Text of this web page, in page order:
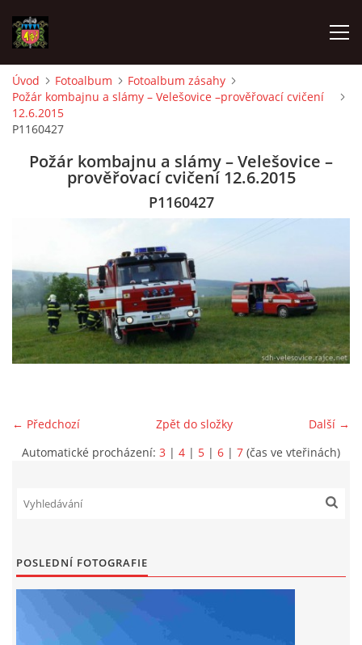
ÚVOD
MLADÍ HASIČI
ZÁSAHOVÁ JEDNOTKA
KRAJE
JEDNOTNÝ SYSTÉM VAROVÁNÍ A VYROZUMĚNÍ
Úvod Fotoalbum
Fotoalbum zásahy
Požár kombajnu a slámy – Velešovice –prověřovací cvičení
12.6.2015
P1160427
Požár kombajnu a slámy – Velešovice –
prověřovací cvičení 12.6.2015
P1160427
← Předchozí Další →
Zpět do složky
Automatické procházení: 3 | 4 | 5 | 6 | 7 (čas ve vteřinách)
POSLEDNÍ FOTOGRAFIE